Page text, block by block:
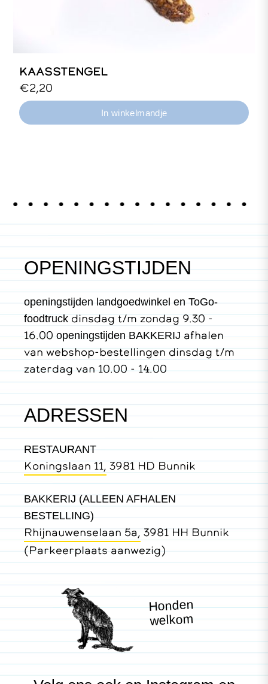
KAASSTENGEL
€2,20
OPENINGSTIJDEN
openingstijden landgoedwinkel en ToGo-
foodtruck dinsdag t/m zondag 9.30 -
16.00openingstijden BAKKERIJafhalen
van webshop-bestellingen dinsdag t/m
zaterdag van 10.00 - 14.00
ADRESSEN
RESTAURANT
Koningslaan 11, 3981 HD Bunnik
BAKKERIJ (ALLEEN AFHALEN
BESTELLING)
Rhijnauwenselaan 5a, 3981 HH Bunnik
(Parkeerplaats aanwezig)
Honden
welkom